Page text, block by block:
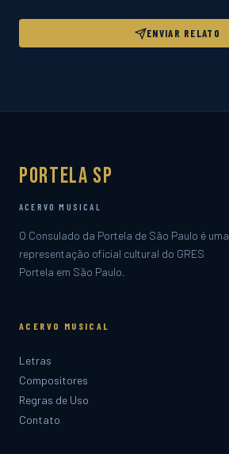
ENVIAR RELATO
Portela SP
ACERVO MUSICAL
O Consulado da Portela de São Paulo é uma
representação oficial cultural do GRES
Portela em São Paulo.
ACERVO MUSICAL
Letras
Compositores
Regras de Uso
Contato